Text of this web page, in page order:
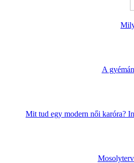
A
Mit tud egy modern női karóra?